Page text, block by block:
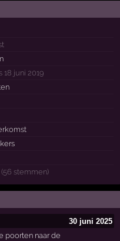
18 juni 2019
(56 stemmen)
30 juni 2025
poorten naar de